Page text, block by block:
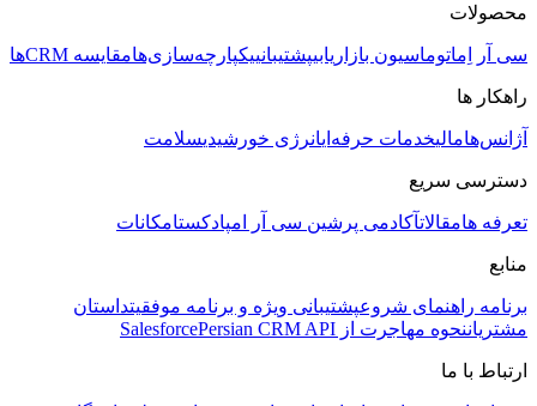
محصولات
سی آر اِماتوماسیون بازاریابیپشتیبانییکپارچه‌سازی‌هامقایسه CRMها
راهکار ها
آژانس‌هامالیخدمات حرفه‌ایانرژی خورشیدیسلامت
دسترسی سریع
تعرفه هامقالاتآکادمی پرشین سی آر امپادکستامکانات
منابع
برنامه راهنمای شروعپشتیبانی ویژه و برنامه موفقیتداستان
مشتریاننحوه مهاجرت از Salesforce Persian CRM API
ارتباط با ما